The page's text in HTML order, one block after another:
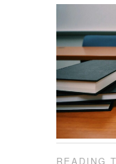
READING